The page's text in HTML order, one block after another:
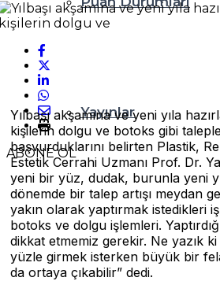
Yayınlar
ABONE OL
Yılbaşı akşamına ve yeni yıla
kişilerin dolgu ve botoks gibi
başvurduklarını belirten Plastik,
Estetik Cerrahi Uzmanı Prof. Dr.
yeni bir yüz, dudak, burunla yeni
dönemde bir talep artışı meydan
yakın olarak yaptırmak istedikleri
botoks ve dolgu işlemleri.
dikkat etmemiz gerekir. Ne yazık
yüzle girmek isterken büyük bir
da ortaya çıkabilir” dedi.